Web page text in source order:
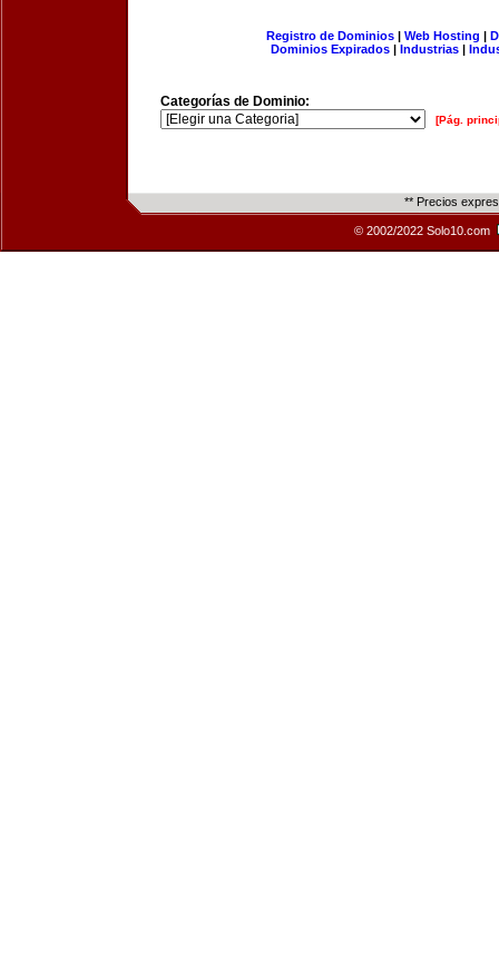
Registro de Dominios| Web Hosting |
Dominios Expirados | Industrias |
Categorías de Dominio:
[Pág.
** Precios
© 2002/2022 Solo10.com